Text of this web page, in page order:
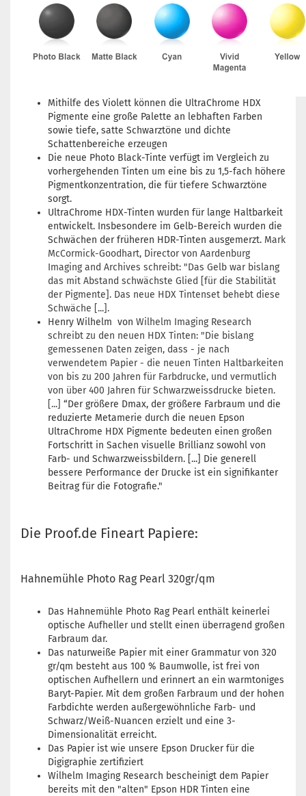
Mithilfe des Violett können die UltraChrome HDX
Pigmente eine große Palette an lebhaften Farben
sowie tiefe, satte Schwarztöne und dichte
Schattenbereiche erzeugen
Die neue Photo Black-Tinte verfügt im Vergleich zu
vorhergehenden Tinten um eine bis zu 1,5-fach höhere
Pigmentkonzentration, die für tiefere Schwarztöne
sorgt.
UltraChrome HDX-Tinten wurden für lange Haltbarkeit
entwickelt. Insbesondere im Gelb-Bereich wurden die
Schwächen der früheren HDR-Tinten ausgemerzt. Mark
McCormick-Goodhart, Director von Aardenburg
Imaging and Archives schreibt: "Das Gelb war bislang
das mit Abstand schwächste Glied [für die Stabilität
der Pigmente]. Das neue HDX Tintenset behebt diese
Schwäche [...].
Henry Wilhelm von Wilhelm Imaging Research
schreibt zu den neuen HDX Tinten: "Die bislang
gemessenen Daten zeigen, dass - je nach
verwendetem Papier - die neuen Tinten Haltbarkeiten
von bis zu 200 Jahren für Farbdrucke, und vermutlich
von über 400 Jahren für Schwarzweissdrucke bieten.
[...] “Der größere Dmax, der größere Farbraum und die
reduzierte Metamerie durch die neuen Epson
UltraChrome HDX Pigmente bedeuten einen großen
Fortschritt in Sachen visuelle Brillianz sowohl von
Farb- und Schwarzweissbildern. [...] Die generell
bessere Performance der Drucke ist ein signifikanter
Beitrag für die Fotografie."
Die Proof.de Fineart Papiere:
Hahnemühle Photo Rag Pearl 320gr/qm
Das Hahnemühle Photo Rag Pearl enthält keinerlei
optische Aufheller und stellt einen überragend großen
Farbraum dar.
Das naturweiße Papier mit einer Grammatur von 320
gr/qm besteht aus 100 % Baumwolle, ist frei von
optischen Aufhellern und erinnert an ein warmtoniges
Baryt-Papier. Mit dem großen Farbraum und der hohen
Farbdichte werden außergewöhnliche Farb- und
Schwarz/Weiß-Nuancen erzielt und eine 3-
Dimensionalität erreicht.
Das Papier ist wie unsere Epson Drucker für die
Digigraphie zertifiziert
Wilhelm Imaging Research bescheinigt dem Papier
bereits mit den "alten" Epson HDR Tinten eine